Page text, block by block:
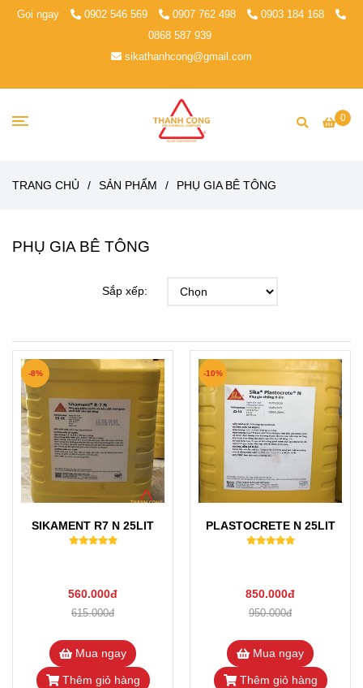
Gọi ngay 0902 546 569 0907 762 498
0903 184 168
0868 587 939
sikathanhcong@gmail.com
0
TRANG CHỦ / SẢN PHẨM / PHỤ GIA BÊ TÔNG
PHỤ GIA BÊ TÔNG
Sắp xếp:
SIKAMENT R7 N 25LIT
560.000đ
615.000đ
-8%
Mua ngay
Thêm giỏ hàng
PLASTOCRETE N 25LIT
850.000đ
950.000đ
-10%
Mua ngay
Thêm giỏ hàng